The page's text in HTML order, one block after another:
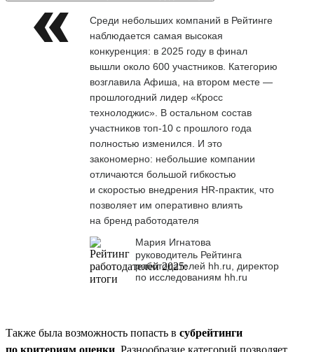
Среди небольших компаний в Рейтинге
наблюдается самая высокая
конкуренция: в 2025 году в финал
вышли около 600 участников. Категорию
возглавила Афиша, на втором месте —
прошлогодний лидер «Кросс
технолоджис». В остальном состав
участников топ-10 с прошлого года
полностью изменился. И это
закономерно: небольшие компании
отличаются большой гибкостью
и скоростью внедрения HR-практик, что
позволяет им оперативно влиять
на бренд работодателя
Мария Игнатова
руководитель Рейтинга
работодателей hh.ru, директор
по исследованиям hh.ru
Также была возможность попасть в субрейтинги
по критериям оценки . Разнообразие категорий позволяет